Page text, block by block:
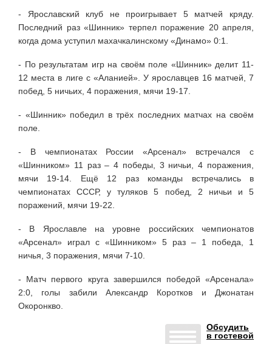
- Ярославский клуб не проигрывает 5 матчей кряду.
Последний раз «Шинник» терпел поражение 20 апреля,
когда дома уступил махачкалинскому «Динамо» 0:1.
- По результатам игр на своём поле «Шинник» делит 11-
12 места в лиге с «Аланией». У ярославцев 16 матчей, 7
побед, 5 ничьих, 4 поражения, мячи 19-17.
- «Шинник» победил в трёх последних матчах на своём
поле.
- В чемпионатах России «Арсенал» встречался с
«Шинником» 11 раз – 4 победы, 3 ничьи, 4 поражения,
мячи 19-14. Ещё 12 раз команды встречались в
чемпионатах СССР, у туляков 5 побед, 2 ничьи и 5
поражений, мячи 19-22.
- В Ярославле на уровне российских чемпионатов
«Арсенал» играл с «Шинником» 5 раз – 1 победа, 1
ничья, 3 поражения, мячи 7-10.
- Матч первого круга завершился победой «Арсенала»
2:0, голы забили Александр Коротков и Джонатан
Окоронкво.
Обсудить
в гостевой